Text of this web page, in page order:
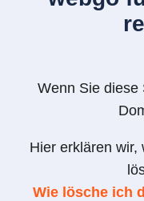
Wenn Sie diese
Hier erklären wir,
Wie lösche ich